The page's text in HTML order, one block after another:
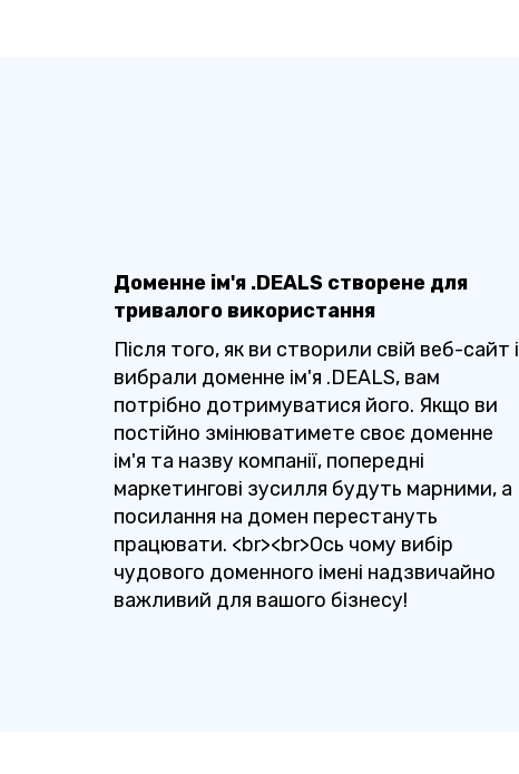
Доменне ім'я .DEALS створене для
тривалого використання
Після того, як ви створили свій веб-сайт і
вибрали доменне ім'я .DEALS, вам
потрібно дотримуватися його. Якщо ви
постійно змінюватимете своє доменне
ім'я та назву компанії, попередні
маркетингові зусилля будуть марними, а
посилання на домен перестануть
працювати. <br><br>Ось чому вибір
чудового доменного імені надзвичайно
важливий для вашого бізнесу!